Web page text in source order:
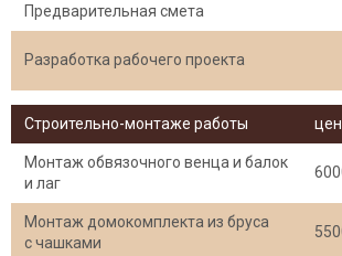
Предварительная смета
Разработка рабочего проекта
Строительно-монтаже работы
Монтаж обвязочного венца и балок
и лаг
Монтаж домокомплекта из бруса
с чашками